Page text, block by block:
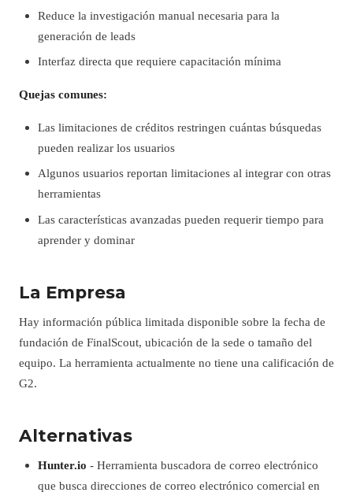
Reduce la investigación manual necesaria para la
generación de leads
Interfaz directa que requiere capacitación mínima
Quejas comunes:
Las limitaciones de créditos restringen cuántas búsquedas
pueden realizar los usuarios
Algunos usuarios reportan limitaciones al integrar con otras
herramientas
Las características avanzadas pueden requerir tiempo para
aprender y dominar
La Empresa
Hay información pública limitada disponible sobre la fecha de
fundación de FinalScout, ubicación de la sede o tamaño del
equipo. La herramienta actualmente no tiene una calificación de
G2.
Alternativas
Hunter.io - Herramienta buscadora de correo electrónico
que busca direcciones de correo electrónico comercial en